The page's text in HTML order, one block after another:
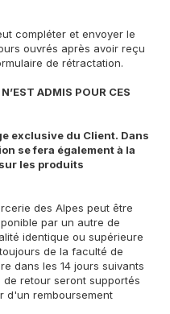
compléter et envoyer le
ouvrés après avoir reçu
de rétractation.
ADMIS POUR CES
exclusive du Client. Dans
se fera également à la
les produits
des Alpes peut être
par un autre de
identique ou supérieure
de la faculté de
dans les 14 jours suivants
retour seront supportés
d'un remboursement